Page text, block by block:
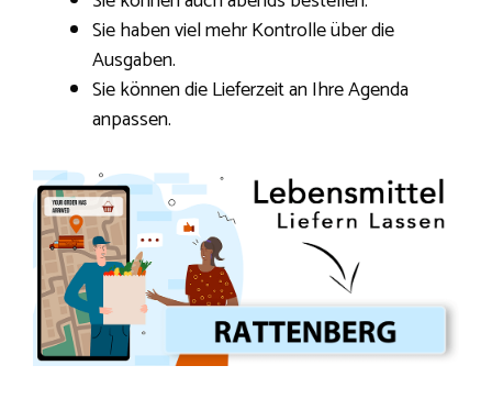
Sie haben viel mehr Kontrolle über die
Ausgaben.
Sie können die Lieferzeit an Ihre Agenda
anpassen.